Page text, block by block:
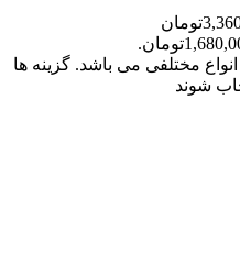
قیمت اصلی: 3,360,000تومان
مختلفی می باشد. گزینه ها
شوند